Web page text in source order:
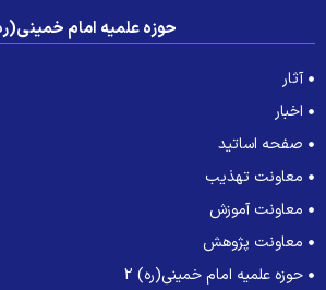
حوزه علمیه امام خمینی(ره)
آثار
اخبار
صفحه اساتید
معاونت تهذیب
معاونت آموزش
معاونت پژوهش
حوزه علمیه امام خمینی(ره) 2